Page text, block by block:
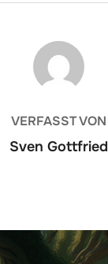
BEITRAGSAUTOR
VERFASST VON
Sven Gottfried